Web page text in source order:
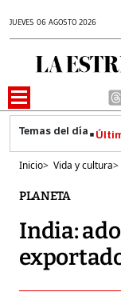
JUEVES 06 AGOSTO 2026
Inicio> Vida y cultura>
PLANETA
India: